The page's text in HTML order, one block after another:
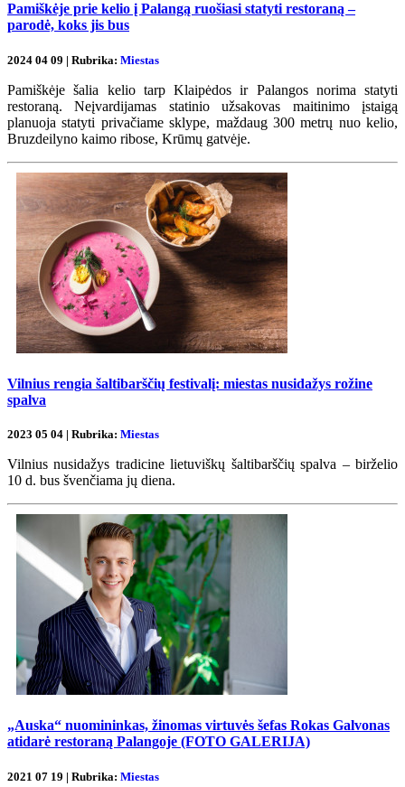
Pamiškėje prie kelio į Palangą ruošiasi statyti restoraną –
parodė, koks jis bus
2024 04 09 | Rubrika: Miestas
Pamiškėje šalia kelio tarp Klaipėdos ir Palangos norima statyti
restoraną. Neįvardijamas statinio užsakovas maitinimo įstaigą
planuoja statyti privačiame sklype, maždaug 300 metrų nuo kelio,
Bruzdeilyno kaimo ribose, Krūmų gatvėje.
Vilnius rengia šaltibarščių festivalį: miestas nusidažys rožine
spalva
2023 05 04 | Rubrika: Miestas
Vilnius nusidažys tradicine lietuviškų šaltibarščių spalva – birželio
10 d. bus švenčiama jų diena.
„Auska“ nuomininkas, žinomas virtuvės šefas Rokas Galvonas
atidarė restoraną Palangoje (FOTO GALERIJA)
2021 07 19 | Rubrika: Miestas